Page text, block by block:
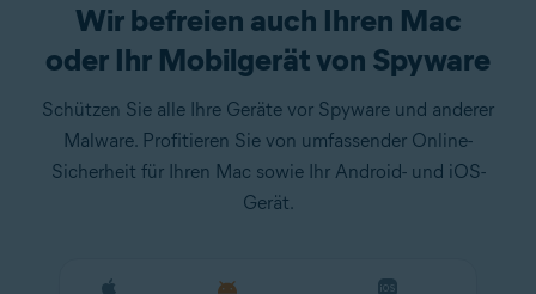
Wir befreien auch Ihren Mac
oder Ihr Mobilgerät von Spyware
Schützen Sie alle Ihre Geräte vor Spyware und anderer
Malware. Profitieren Sie von umfassender Online-
Sicherheit für Ihren Mac sowie Ihr Android- und iOS-
Gerät.